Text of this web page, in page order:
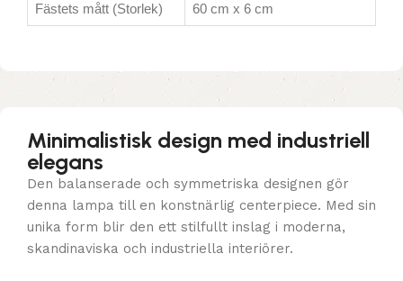
Fästets mått (Storlek) 60 cm x 6 cm
Minimalistisk design med industriell
elegans
Den balanserade och symmetriska designen gör
denna lampa till en konstnärlig centerpiece. Med sin
unika form blir den ett stilfullt inslag i moderna,
skandinaviska och industriella interiörer.